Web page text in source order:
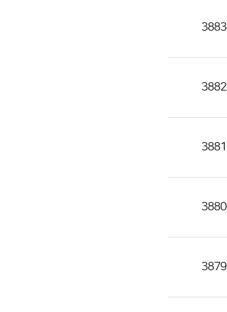
성
다.
3883
3882
3881
3880
3879